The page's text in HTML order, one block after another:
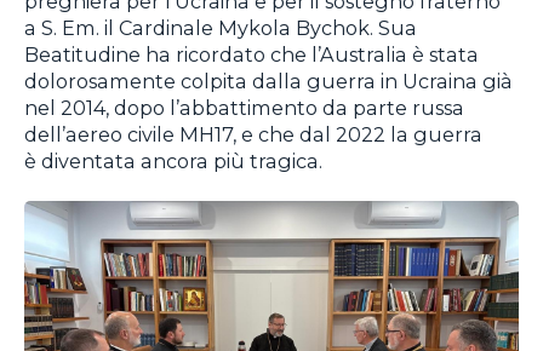
a S. Em. il Cardinale Mykola Bychok. Sua
Beatitudine ha ricordato che l’Australia è stata
dolorosamente colpita dalla guerra in Ucraina già
nel 2014, dopo l’abbattimento da parte russa
dell’aereo civile MH17, e che dal 2022 la guerra
è diventata ancora più tragica.